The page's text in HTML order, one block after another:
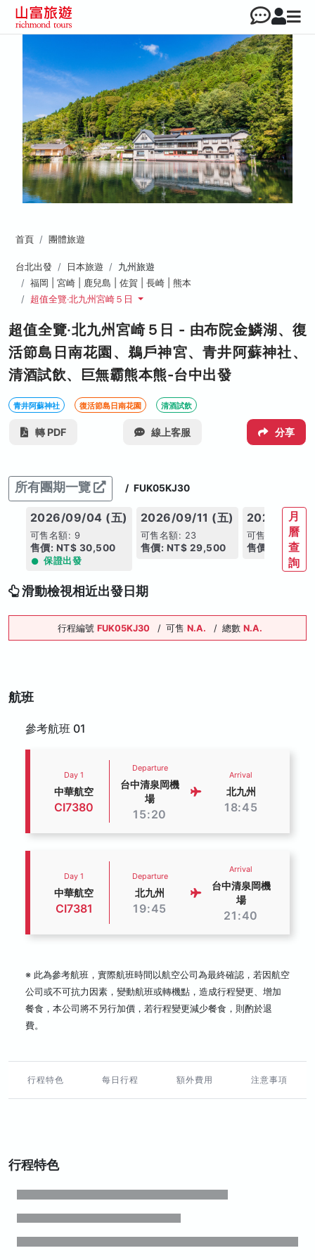
首頁 團體旅遊
台北出發 日本旅遊
九州旅遊
福岡 | 宮崎 | 鹿兒島 | 佐賀 | 長崎 | 熊本
超值全覽‧北九州宮崎５日
超值全覽‧北九州宮崎５日 - 由布院金鱗湖、復
活節島日南花園、鵜戶神宮、青井阿蘇神社、
清酒試飲、巨無霸熊本熊-台中出發
青井阿蘇神社 復活節島日南花園 清酒試飲
轉 PDF 線上客服 分享
所有團期一覽 / FUK05KJ30
2026/09/04 (五)
可售名額: 9
售價: NT$ 30,500
保證出發
2026/09/11 (五)
可售名額: 23
售價: NT$ 29,500
2026/09/
可售名額: 16
售價: NT$
月
曆
查
詢
滑動檢視相近出發日期
行程編號 FUK05KJ30 / 可售 N.A. / 總數 N.A.
航班
參考航班 01
Day 1
中華航空
CI7380
Departure
台中清泉岡機
場
15:20
Arrival
北九州
18:45
Day 1
中華航空
CI7381
Departure
北九州
19:45
Arrival
台中清泉岡機
場
21:40
※ 此為參考航班，實際航班時間以航空公司為最終確認，若因航空
公司或不可抗力因素，變動航班或轉機點，造成行程變更、增加
餐食，本公司將不另行加價，若行程變更減少餐食，則酌於退
費。
行程特色 每日行程 額外費用 注意事項
行程特色